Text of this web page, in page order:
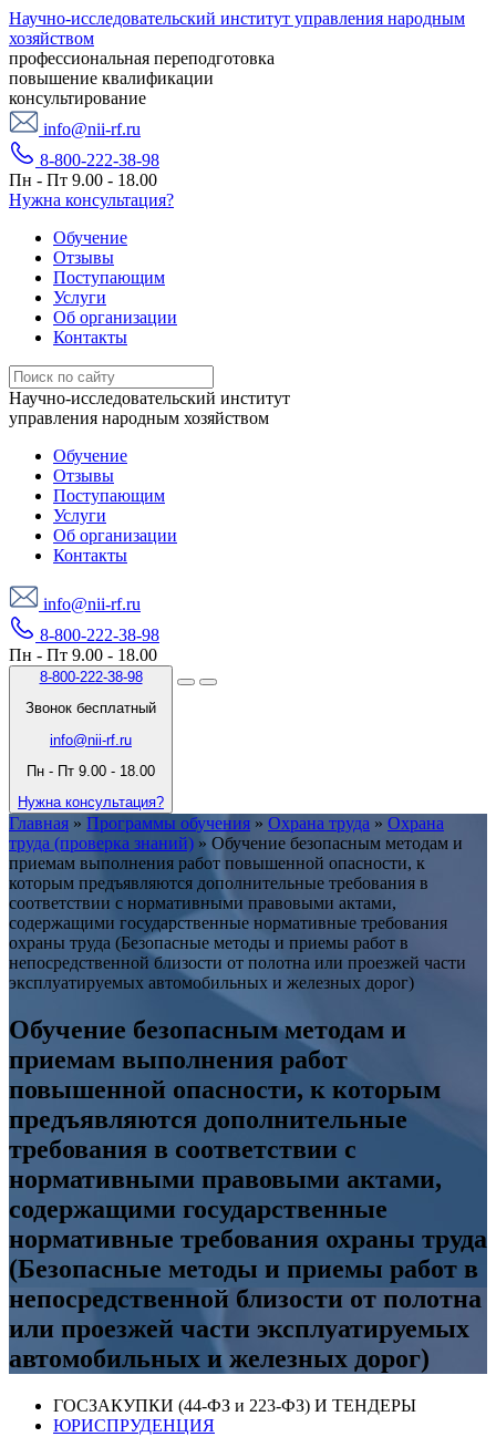
Научно-исследовательский институт управления народным
хозяйством
профессиональная переподготовка
повышение квалификации
консультирование
info@nii-rf.ru
8-800-222-38-98
Пн - Пт 9.00 - 18.00
Нужна консультация?
Обучение
Отзывы
Поступающим
Услуги
Об организации
Контакты
Научно-исследовательский институт
управления народным хозяйством
Обучение
Отзывы
Поступающим
Услуги
Об организации
Контакты
info@nii-rf.ru
8-800-222-38-98
Пн - Пт 9.00 - 18.00
8-800-222-38-98
Звонок бесплатный
info@nii-rf.ru
Пн - Пт 9.00 - 18.00
Нужна консультация?
Главная » Программы обучения » Охрана труда » Охрана
труда (проверка знаний) » Обучение безопасным методам и
приемам выполнения работ повышенной опасности, к
которым предъявляются дополнительные требования в
соответствии с нормативными правовыми актами,
содержащими государственные нормативные требования
охраны труда (Безопасные методы и приемы работ в
непосредственной близости от полотна или проезжей части
эксплуатируемых автомобильных и железных дорог)
Обучение безопасным методам и
приемам выполнения работ
повышенной опасности, к которым
предъявляются дополнительные
требования в соответствии с
нормативными правовыми актами,
содержащими государственные
нормативные требования охраны труда
(Безопасные методы и приемы работ в
непосредственной близости от полотна
или проезжей части эксплуатируемых
автомобильных и железных дорог)
ГОСЗАКУПКИ (44-ФЗ и 223-ФЗ) И ТЕНДЕРЫ
ЮРИСПРУДЕНЦИЯ